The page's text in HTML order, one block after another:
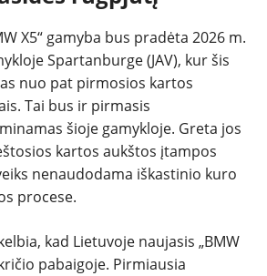
X5“ gamyba bus pradėta 2026 m.
Spartanburge (JAV), kur šis
nuo pat pirmosios kartos
Tai bus ir pirmasis
šioje gamykloje. Greta jos
kartos aukštos įtampos
nenaudodama iškastinio kuro
procese.
kad Lietuvoje naujasis „BMW
pabaigoje. Pirmiausia